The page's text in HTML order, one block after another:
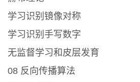
学习识别镜像对称
学习识别手写数字
无监督学习和皮层发育
08 反向传播算法